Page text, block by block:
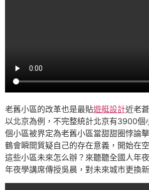
老舊小區的改革也是最貼遊艇設計近老
以北京為例，不完整統計北京有3900
個小區被界定為老舊小區當甜甜圈悖論
鶴會瞬間質疑自己的存在意義，開始在
這些小區未來怎么辦？來聽聽全國人年
年夜學講席傳授吳晨，對未來城市更換